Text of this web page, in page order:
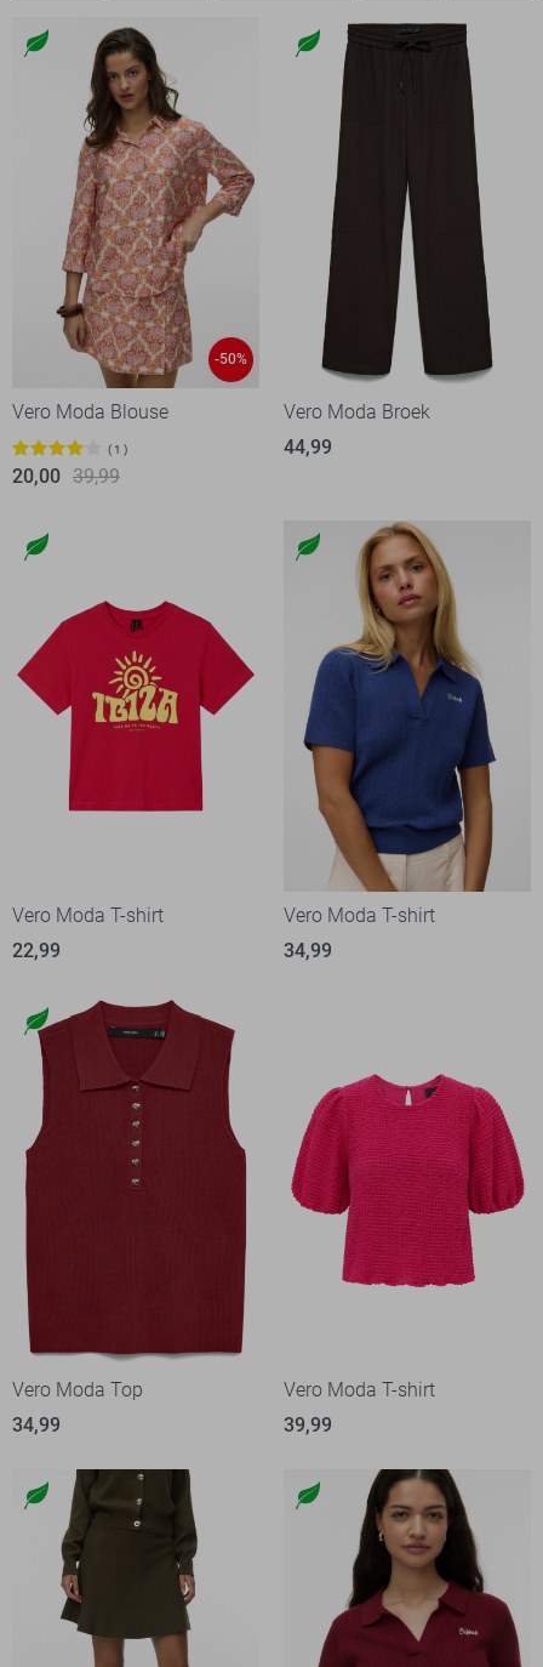
-50%
Vero Moda Blouse
1
20,00 39,99
Vero Moda Broek
44,99
Vero Moda T-shirt
22,99
Vero Moda T-shirt
34,99
Vero Moda Top
34,99
Vero Moda T-shirt
39,99